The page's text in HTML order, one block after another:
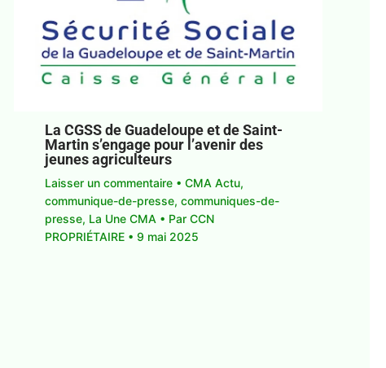
La CGSS de Guadeloupe et de Saint-
Martin s’engage pour l’avenir des
jeunes agriculteurs
Laisser un commentaire • CMA Actu,
communique-de-presse, communiques-de-
presse, La Une CMA • Par CCN
PROPRIÉTAIRE • 9 mai 2025